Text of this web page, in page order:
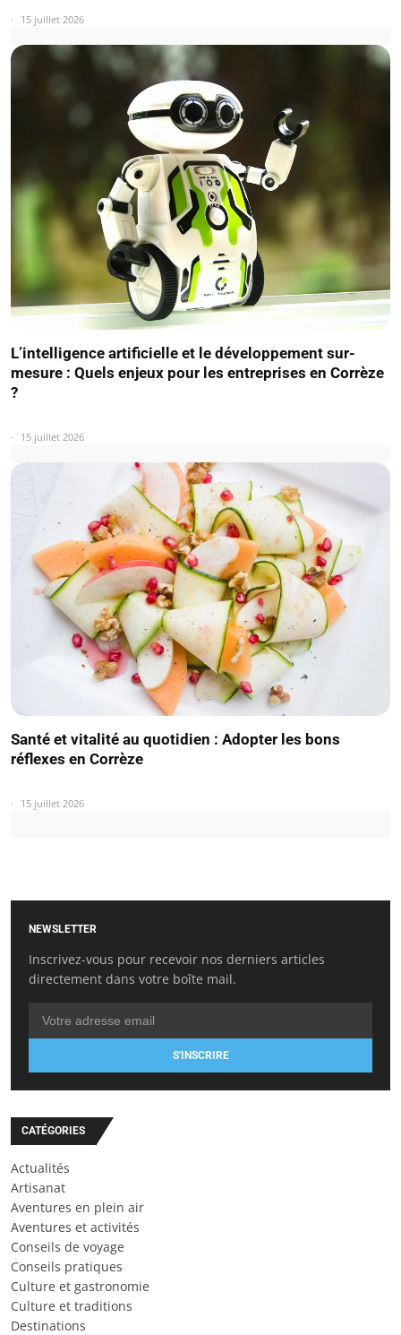
15 juillet 2026
L’intelligence artificielle et le développement sur-
mesure : Quels enjeux pour les entreprises en Corrèze
?
15 juillet 2026
Santé et vitalité au quotidien : Adopter les bons
réflexes en Corrèze
15 juillet 2026
NEWSLETTER
Inscrivez-vous pour recevoir nos derniers articles
directement dans votre boîte mail.
S'INSCRIRE
CATÉGORIES
Actualités
Artisanat
Aventures en plein air
Aventures et activités
Conseils de voyage
Conseils pratiques
Culture et gastronomie
Culture et traditions
Destinations